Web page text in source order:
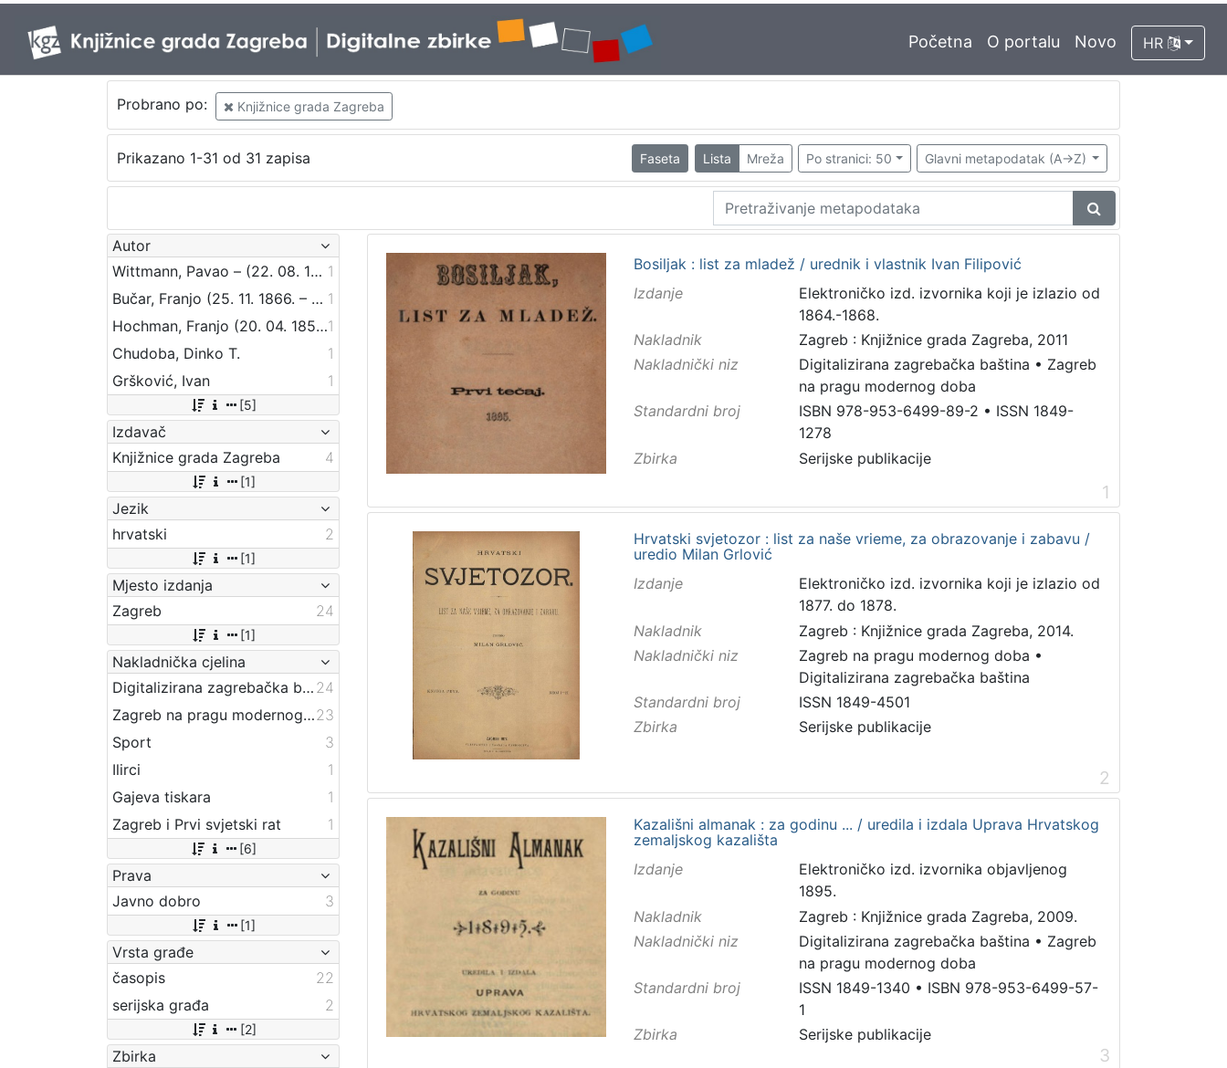
Početna O portalu Novo HR
Probrano po: Knjižnice grada Zagreba
Prikazano 1-31 od 31 zapisa Faseta Lista Mreža Po stranici: 50 Glavni metapodatak (A->Z)
Autor
Wittmann, Pavao – (22. 08. 1920) 1
Bučar, Franjo (25. 11. 1866. – 26. 12. 1946.) 1
Hochman, Franjo (20. 04. 1850. – 23. 06. 1893.)1
Chudoba, Dinko T.
1
Gršković, Ivan
1
[5]
Izdavač
Knjižnice grada Zagreba
4
[1]
Jezik
hrvatski
2
[1]
Mjesto izdanja
Zagreb
24
[1]
Nakladnička cjelina
Digitalizirana zagrebačka baština 24
Zagreb na pragu modernog doba23
Sport
3
Ilirci
1
Gajeva tiskara
1
Zagreb i Prvi svjetski rat
1
[6]
Prava
Javno dobro
3
[1]
Vrsta građe
časopis
22
serijska građa
2
[2]
Zbirka
Bosiljak : list za mladež / urednik i vlastnik Ivan Filipović
Izdanje
Elektroničko izd. izvornika koji je izlazio od
1864.-1868.
Nakladnik
Zagreb : Knjižnice grada Zagreba, 2011
Nakladnički niz
Digitalizirana zagrebačka baština • Zagreb
na pragu modernog doba
Standardni broj
ISBN 978-953-6499-89-2 • ISSN 1849-
1278
Zbirka
Serijske publikacije
1
Hrvatski svjetozor : list za naše vrieme, za obrazovanje i zabavu /
uredio Milan Grlović
Izdanje
Elektroničko izd. izvornika koji je izlazio od
1877. do 1878.
Nakladnik
Zagreb : Knjižnice grada Zagreba, 2014.
Nakladnički niz
Zagreb na pragu modernog doba •
Digitalizirana zagrebačka baština
Standardni broj
ISSN 1849-4501
Zbirka
Serijske publikacije
2
Kazališni almanak : za godinu ... / uredila i izdala Uprava Hrvatskog
zemaljskog kazališta
Izdanje
Elektroničko izd. izvornika objavljenog
1895.
Nakladnik
Zagreb : Knjižnice grada Zagreba, 2009.
Nakladnički niz
Digitalizirana zagrebačka baština • Zagreb
na pragu modernog doba
Standardni broj
ISSN 1849-1340 • ISBN 978-953-6499-57-
1
Zbirka
Serijske publikacije
3